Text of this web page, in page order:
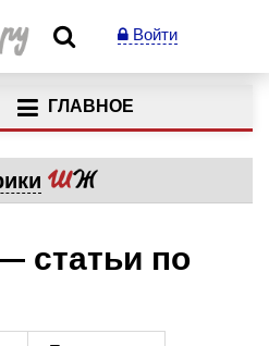
Войти
ГЛАВНОЕ
статьи по